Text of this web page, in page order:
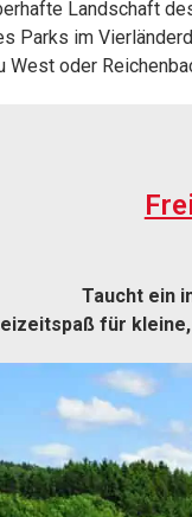
Landschaft
Parks im
West oder
Taucht ein
für